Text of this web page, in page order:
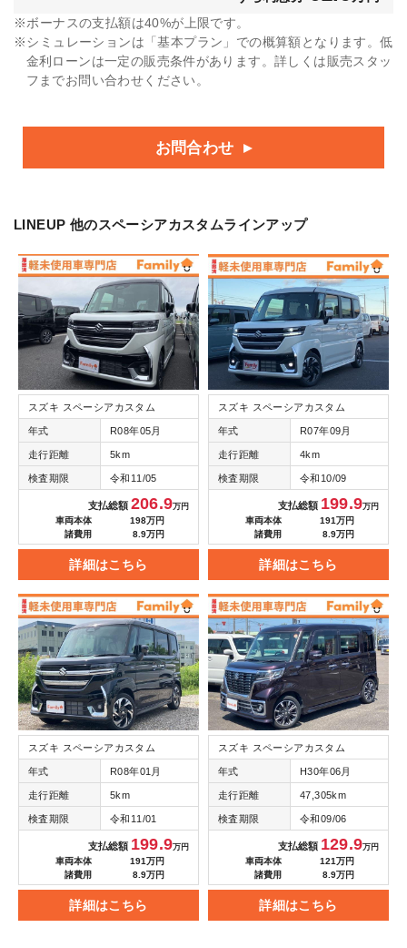
ボーナスの支払額は40%が上限です。
シミュレーションは「基本プラン」での概算額となります。低
金利ローンは一定の販売条件があります。詳しくは販売スタッ
フまでお問い合わせください。
お問合わせ
LINEUP 他のスペーシアカスタムラインアップ
スズキ スペーシアカスタム
年式 R08年05月
走行距離 5km
検査期限 令和11/05
支払総額206.9万円
車両本体
198万円
諸費用
8.9万円
詳細はこちら
スズキ スペーシアカスタム
年式 R07年09月
走行距離 4km
検査期限 令和10/09
支払総額 199.9万円
車両本体
191万円
諸費用
8.9万円
詳細はこちら
スズキ スペーシアカスタム
年式 R08年01月
走行距離 5km
検査期限 令和11/01
支払総額 199.9万円
車両本体
191万円
諸費用
8.9万円
詳細はこちら
スズキ スペーシアカスタム
年式 H30年06月
走行距離 47,305km
検査期限 令和09/06
支払総額 129.9万円
車両本体
121万円
諸費用
8.9万円
詳細はこちら